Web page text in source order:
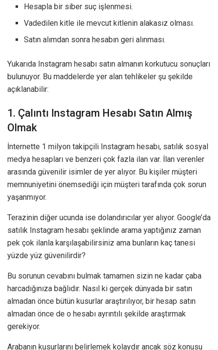
Hesapla bir siber suç işlenmesi.
Vadedilen kitle ile mevcut kitlenin alakasız olması.
Satın alımdan sonra hesabın geri alınması.
Yukarıda Instagram hesabı satın almanın korkutucu sonuçları
bulunuyor. Bu maddelerde yer alan tehlikeler şu şekilde
açıklanabilir:
1. Çalıntı Instagram Hesabı Satın Almış
Olmak
İnternette 1 milyon takipçili Instagram hesabı, satılık sosyal
medya hesapları ve benzeri çok fazla ilan var. İlan verenler
arasında güvenilir isimler de yer alıyor. Bu kişiler müşteri
memnuniyetini önemsediği için müşteri tarafında çok sorun
yaşanmıyor.
Terazinin diğer ucunda ise dolandırıcılar yer alıyor. Google’da
satılık Instagram hesabı şeklinde arama yaptığınız zaman
pek çok ilanla karşılaşabilirsiniz ama bunların kaç tanesi
yüzde yüz güvenilirdir?
Bu sorunun cevabını bulmak tamamen sizin ne kadar çaba
harcadığınıza bağlıdır. Nasıl ki gerçek dünyada bir satın
almadan önce bütün kusurlar araştırılıyor, bir hesap satın
almadan önce de o hesabı ayrıntılı şekilde araştırmak
gerekiyor.
Arabanın kusurlarını belirlemek kolaydır ancak söz konusu